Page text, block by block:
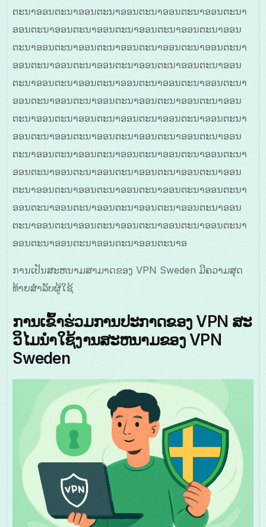
ຕະນາອອນຕະນາອອນຕະນາອອນຕະນາອອນຕະນາອອນຕະນາ
ອອນຕະນາອອນຕະນາອອນຕະນາອອນຕະນາອອນຕະນາອອນ
ຕະນາອອນຕະນາອອນຕະນາອອນຕະນາອອນຕະນາອອນຕະນາ
ອອນຕະນາອອນຕະນາອອນຕະນາອອນຕະນາອອນຕະນາອອນ
ຕະນາອອນຕະນາອອນຕະນາອອນຕະນາອອນຕະນາອອນຕະນາ
ອອນຕະນາອອນຕະນາອອນຕະນາອອນຕະນາອອນຕະນາອອນ
ຕະນາອອນຕະນາອອນຕະນາອອນຕະນາອອນຕະນາອອນຕະນາ
ອອນຕະນາອອນຕະນາອອນຕະນາອອນຕະນາອອນຕະນາອອນ
ຕະນາອອນຕະນາອອນຕະນາອອນຕະນາອອນຕະນາອອນຕະນາ
ອອນຕະນາອອນຕະນາອອນຕະນາອອນຕະນາອອນຕະນາອອນ
ຕະນາອອນຕະນາອອນຕະນາອອນຕະນາອອນຕະນາອອນຕະນາ
ອອນຕະນາອອນຕະນາອອນຕະນາອອນຕະນາອອນຕະນາອອນ
ຕະນາອອນຕະນາອອນຕະນາອອນຕະນາອອນຕະນາອອນຕະນາ
ອອນຕະນາອອນຕະນາອອນຕະນາອອນຕະນາອ
ການເປັນສະຫນາມສາມາດຂອງ VPN Sweden ມີຄວາມສຸດ
ທ້າຍສໍາລັບຜູ້ໃຊ້
ການເຂົ້າຮ່ວມການປະກາດຂອງ VPN ສະ
ວິໄມນໍາໃຊ້ງານສະຫນາມຂອງ VPN
Sweden